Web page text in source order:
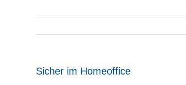
Sicher im Homeoffice